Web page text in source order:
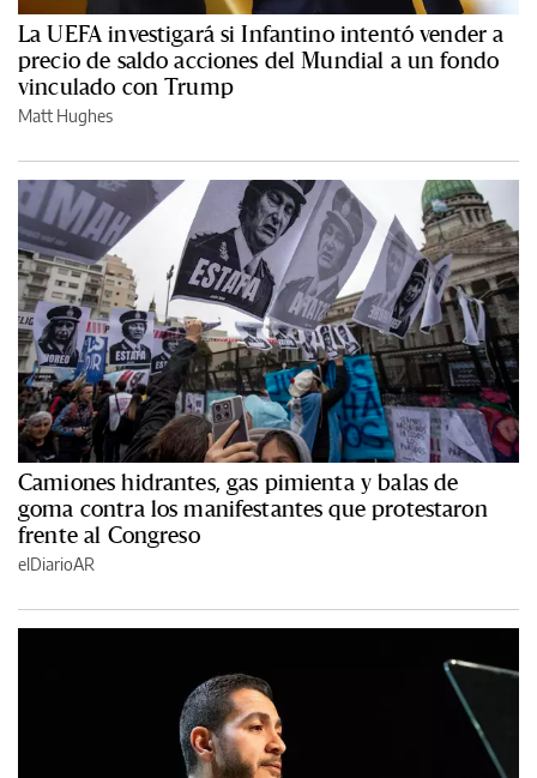
La UEFA investigará si Infantino intentó vender a
precio de saldo acciones del Mundial a un fondo
vinculado con Trump
Matt Hughes
Camiones hidrantes, gas pimienta y balas de
goma contra los manifestantes que protestaron
frente al Congreso
elDiarioAR